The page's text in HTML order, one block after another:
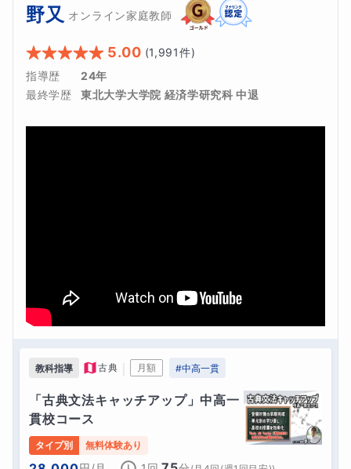
野又 オンライン家庭教師
5.00 (1,991件)
指導歴
24年
最終学歴
東北大学大学院 経済学研究科 中退
教科指導 古典 月額 #中高一貫
「古典文法キャッチアップ」中高一
貫校コース
タイプ別 無料体験あり